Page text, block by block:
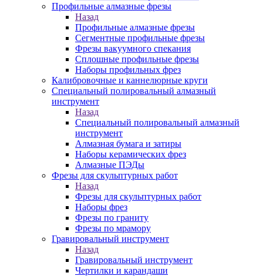
Профильные алмазные фрезы
Назад
Профильные алмазные фрезы
Сегментные профильные фрезы
Фрезы вакуумного спекания
Сплошные профильные фрезы
Наборы профильных фрез
Калибровочные и каннелюрные круги
Специальный полировальный алмазный
инструмент
Назад
Специальный полировальный алмазный
инструмент
Алмазная бумага и затиры
Наборы керамических фрез
Алмазные ПЭДы
Фрезы для скульптурных работ
Назад
Фрезы для скульптурных работ
Наборы фрез
Фрезы по граниту
Фрезы по мрамору
Гравировальный инструмент
Назад
Гравировальный инструмент
Чертилки и карандаши